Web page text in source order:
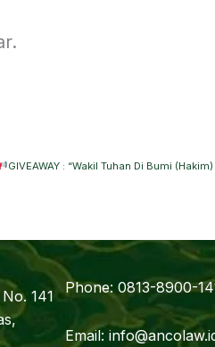
GIVEAWAY : “Wakil Tuhan Di Bumi
141
Phone: 0813-8900-
Email: